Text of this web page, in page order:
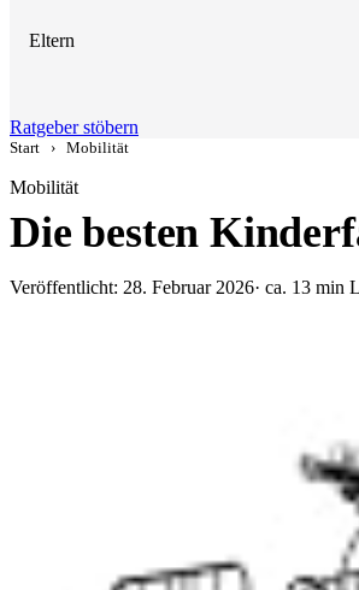
Eltern
Ratgeber stöbern
Start › Mobilität
Mobilität
Die besten
Veröffentlicht: 28. Februar 2026· ca. 13 min